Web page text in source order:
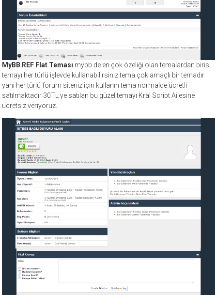
MyBB REF Flat Teması mybb de en çok özeliği olan temalardan birisi
temayı her türlü işlevde kullanabilirsiniz tema çok amaçlı bir temadır
yani her türlü forum siteniz için kullanın tema normalde ücretli
satılmaktadır 30TL ye satılan bu güzel temayı Kral Script Ailesine
ücretsiz veriyoruz.